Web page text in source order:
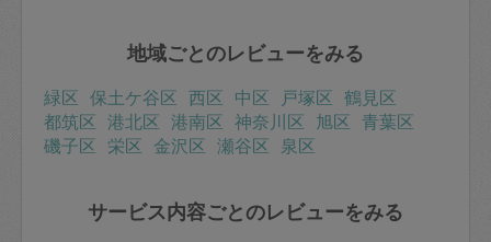
地域ごとのレビューをみる
緑区 保土ケ谷区 西区 中区 戸塚区 鶴見区
都筑区 港北区 港南区 神奈川区 旭区 青葉区
磯子区 栄区 金沢区 瀬谷区 泉区
サービス内容ごとのレビューをみる